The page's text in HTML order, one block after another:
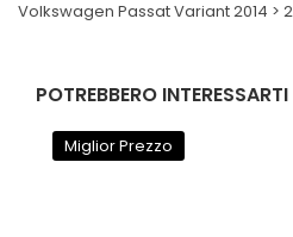
Volkswagen Passat Variant 2014 >
POTREBBERO INTERESSARTI
Miglior Prezzo